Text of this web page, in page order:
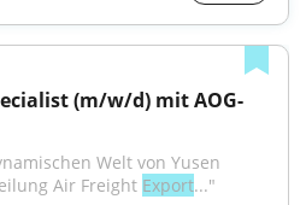
(m/w/d) mit AOG-
Welt von Yusen
Air Freight Export..."